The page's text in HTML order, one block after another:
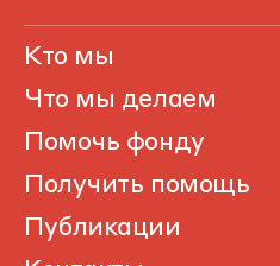
Кто мы
Что мы делаем
Помочь фонду
Получить помощь
Публикации